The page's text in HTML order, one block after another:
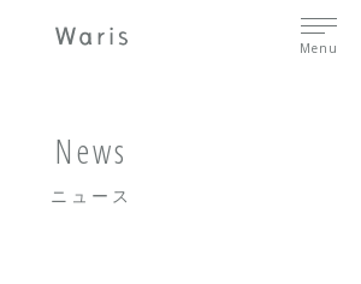
Menu
News
ニュース